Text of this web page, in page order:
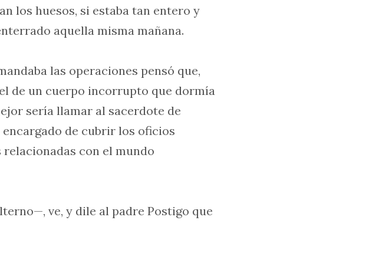
los huesos, si estaba tan entero y
aquella misma mañana.
las operaciones pensó que,
de un cuerpo incorrupto que dormía
sería llamar al sacerdote de
de cubrir los oficios
con el mundo
ve, y dile al padre Postigo que